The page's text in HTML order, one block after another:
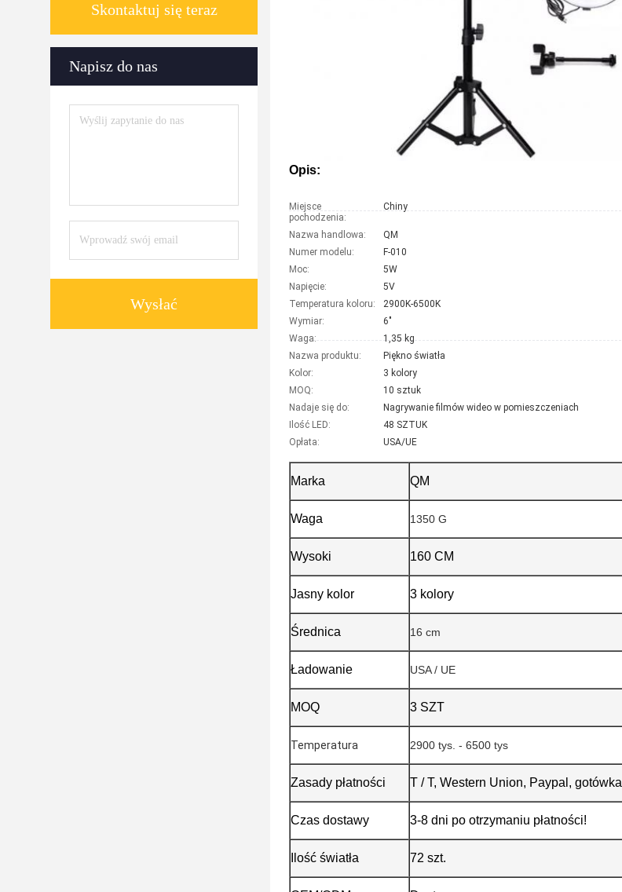
Skontaktuj się teraz
Napisz do nas
Wysłać
Opis:
Miejsce
pochodzenia:
Chiny
Nazwa handlowa:
QM
Numer modelu:
F-010
Moc:
5W
Napięcie:
5V
Temperatura koloru:
2900K-6500K
Wymiar:
6"
Waga:
1,35 kg
Nazwa produktu:
Piękno światła
Kolor:
3 kolory
MOQ:
10 sztuk
Nadaje się do:
Nagrywanie filmów wideo w pomieszczeniach
Ilość LED:
48 SZTUK
Opłata:
USA/UE
Marka QM
Waga 1350 G
Wysoki 160 CM
Jasny kolor 3 kolory
Średnica 16 cm
Ładowanie USA / UE
MOQ 3 SZT
Temperatura 2900 tys. - 6500 tys
Zasady płatności T / T, Western Union, Paypal, gotówka
Czas dostawy 3-8 dni po otrzymaniu płatności!
Ilość światła 72 szt.